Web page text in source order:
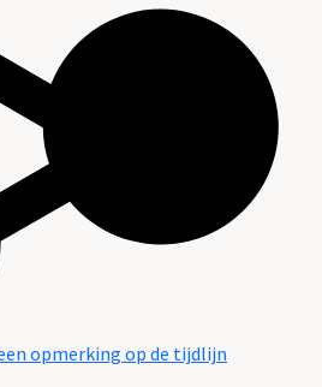
opmerking op de tijdlijn